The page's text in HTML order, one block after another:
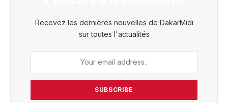
Recevez les dernières nouvelles de DakarMidi
sur toutes l'actualités